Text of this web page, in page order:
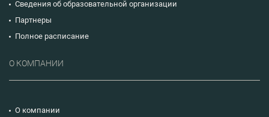
Сведения об образовательной организации
Партнеры
Полное расписание
О КОМПАНИИ
О компании